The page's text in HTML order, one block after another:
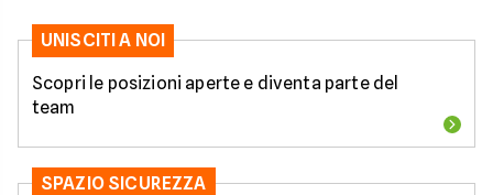
UNISCITI A NOI
Scopri le posizioni aperte e diventa parte del
team
SPAZIO SICUREZZA